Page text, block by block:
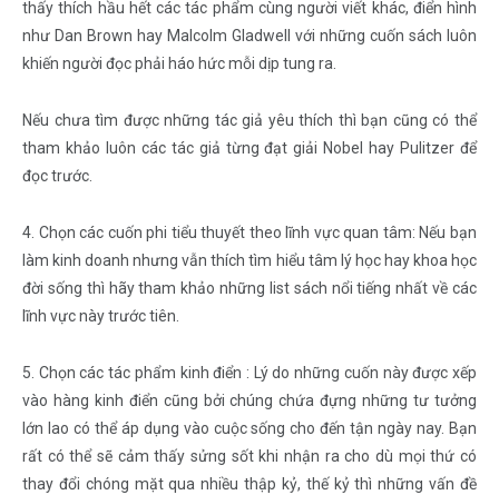
thấy thích hầu hết các tác phẩm cùng người viết khác, điển hình
như Dan Brown hay Malcolm Gladwell với những cuốn sách luôn
khiến người đọc phải háo hức mỗi dịp tung ra.
Nếu chưa tìm được những tác giả yêu thích thì bạn cũng có thể
tham khảo luôn các tác giả từng đạt giải Nobel hay Pulitzer để
đọc trước.
4. Chọn các cuốn phi tiểu thuyết theo lĩnh vực quan tâm: Nếu bạn
làm kinh doanh nhưng vẫn thích tìm hiểu tâm lý học hay khoa học
đời sống thì hãy tham khảo những list sách nổi tiếng nhất về các
lĩnh vực này trước tiên.
5. Chọn các tác phẩm kinh điển : Lý do những cuốn này được xếp
vào hàng kinh điển cũng bởi chúng chứa đựng những tư tưởng
lớn lao có thể áp dụng vào cuộc sống cho đến tận ngày nay. Bạn
rất có thể sẽ cảm thấy sửng sốt khi nhận ra cho dù mọi thứ có
thay đổi chóng mặt qua nhiều thập kỷ, thế kỷ thì những vấn đề